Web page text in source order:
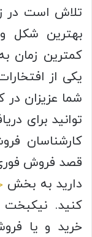
تلاش است در
بهترین شکل
کمترین زمان
یکی از
شما عزیزان
توانید برای
کارشناسان
قصد فروش
دارید به بخش
کنید. نیکبخت
خرید و یا